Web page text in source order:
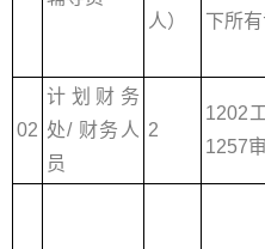
人）
下所
02
计划财务
处/ 财务人
员
2
1202
1257